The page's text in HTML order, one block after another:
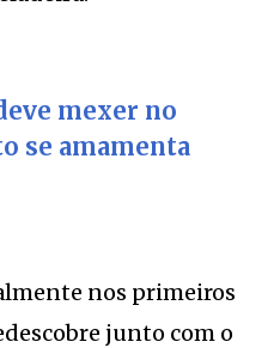
mexer no
se amamenta
nos primeiros
junto com o